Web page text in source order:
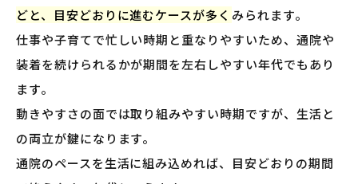
どと、目安どおりに進むケースが多く みられます。
仕事や子育てで忙しい時期と重なりやすいため、通院や
装着を続けられるかが期間を左右しやすい年代でもあり
ます。
動きやすさの面では取り組みやすい時期ですが、生活と
の両立が鍵になります。
通院のペースを生活に組み込めれば、目安どおりの期間